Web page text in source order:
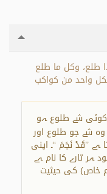
طلع، وكل ما طلع
واحد من كواكب
کوئی شے طلوع ہو
وہ شے جو طلوع اور
’’قَدْ نَجَمَ ‘‘۔ اپنی
ہر تارے کا نام ہے
خاص) کی حیثیت